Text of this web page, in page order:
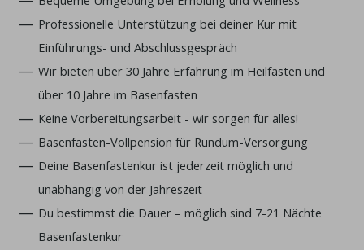
Professionelle Unterstützung bei deiner Kur mit
Einführungs- und Abschlussgespräch
Wir bieten über 30 Jahre Erfahrung im Heilfasten und
über 10 Jahre im Basenfasten
Keine Vorbereitungsarbeit - wir sorgen für alles!
Basenfasten-Vollpension für Rundum-Versorgung
Deine Basenfastenkur ist jederzeit möglich und
unabhängig von der Jahreszeit
Du bestimmst die Dauer – möglich sind 7-21 Nächte
Basenfastenkur